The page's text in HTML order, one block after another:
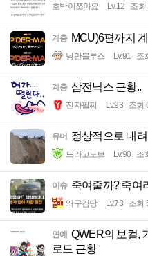
호박이쪼아요 Lv.12 조회
계층 MCU)6편까지
낭만블루스 Lv.91 조
계층 삼전닉스 근황..
전자팔찌 Lv.93 조회
유머 정상적으로 내
드라고노브 Lv.90 조
이슈 죽여줄까? 죽여
왜구김당 Lv.73 조회
연예
QWER의 보컬,
로드 근황